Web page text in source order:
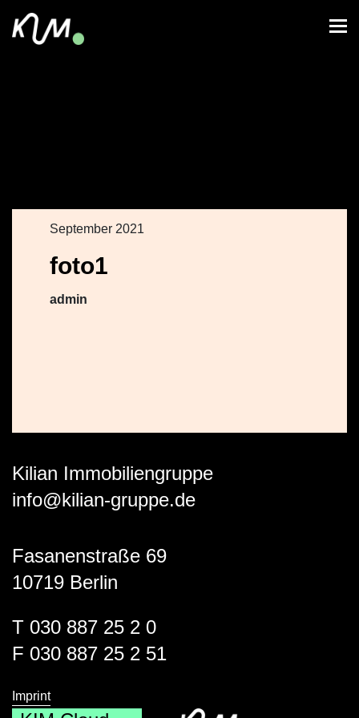
September 2021
foto1
admin
Kilian Immobiliengruppe
info@kilian-gruppe.de
Fasanenstraße 69
10719 Berlin
T 030 887 25 2 0
F 030 887 25 2 51
Imprint